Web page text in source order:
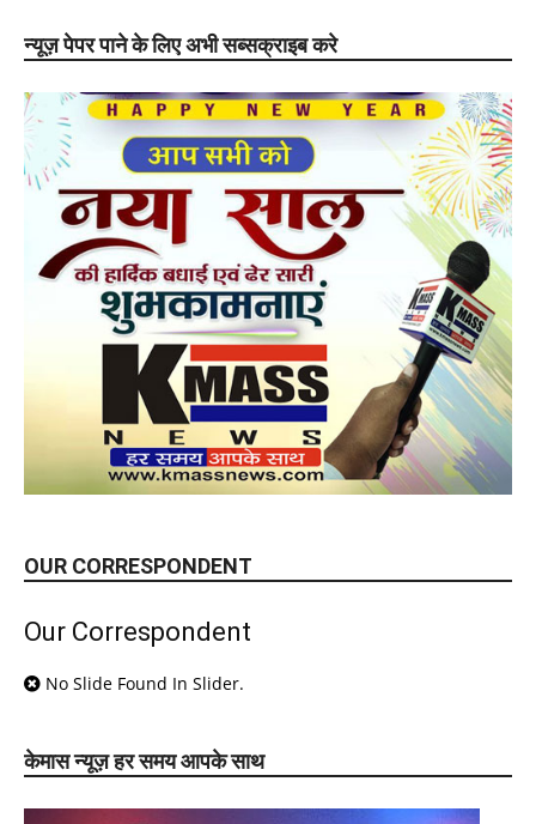
न्यूज़ पेपर पाने के लिए अभी सब्सक्राइब करे
OUR CORRESPONDENT
Our Correspondent
No Slide Found In Slider.
केमास न्यूज़ हर समय आपके साथ